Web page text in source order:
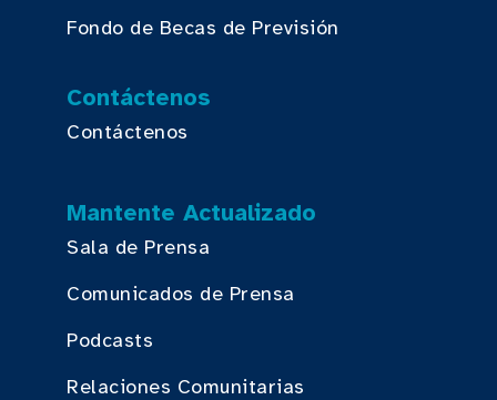
Fondo de Becas de Previsión
Contáctenos
Contáctenos
Mantente Actualizado
Sala de Prensa
Comunicados de Prensa
Podcasts
Relaciones Comunitarias